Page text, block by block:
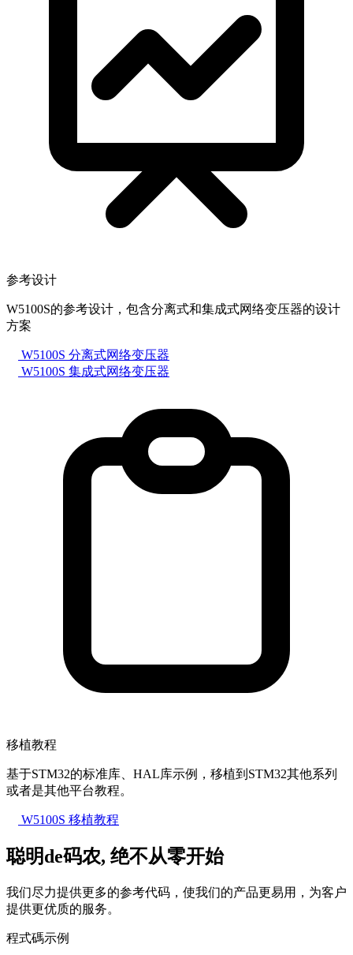
参考设计
W5100S的参考设计，包含分离式和集成式网络变压器的设计
方案
W5100S 分离式网络变压器
W5100S 集成式网络变压器
移植教程
基于STM32的标准库、HAL库示例，移植到STM32其他系列
或者是其他平台教程。
W5100S 移植教程
聪明de码农, 绝不从零开始
我们尽力提供更多的参考代码，使我们的产品更易用，为客户
提供更优质的服务。
程式碼示例